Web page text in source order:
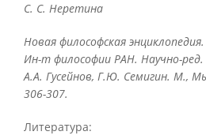
С. С. Неретина
Новая философская
Ин-т философии РАН. Научно-
А.А. Гусейнов, Г.Ю. Семигин. М.,
306-307.
Литература: